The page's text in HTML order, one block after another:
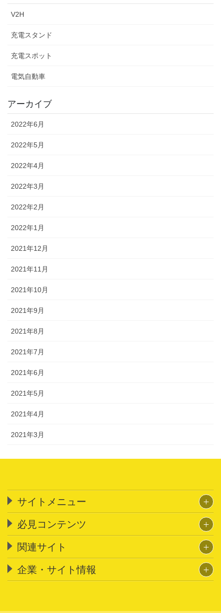
V2H
充電スタンド
充電スポット
電気自動車
アーカイブ
2022年6月
2022年5月
2022年4月
2022年3月
2022年2月
2022年1月
2021年12月
2021年11月
2021年10月
2021年9月
2021年8月
2021年7月
2021年6月
2021年5月
2021年4月
2021年3月
サイトメニュー
必見コンテンツ
関連サイト
企業・サイト情報